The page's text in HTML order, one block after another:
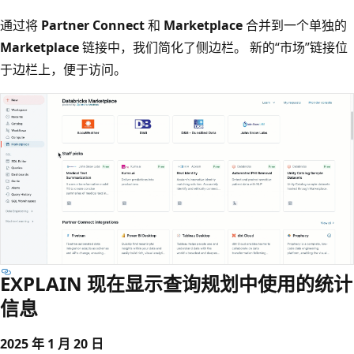
通过将 Partner Connect和 Marketplace合并到一个单独的
Marketplace链接中，我们简化了侧边栏。 新的“市场”链接位
于边栏上，便于访问。
EXPLAIN 现在显示查询规划中使用的统计
信息
2025 年 1 月 20 日